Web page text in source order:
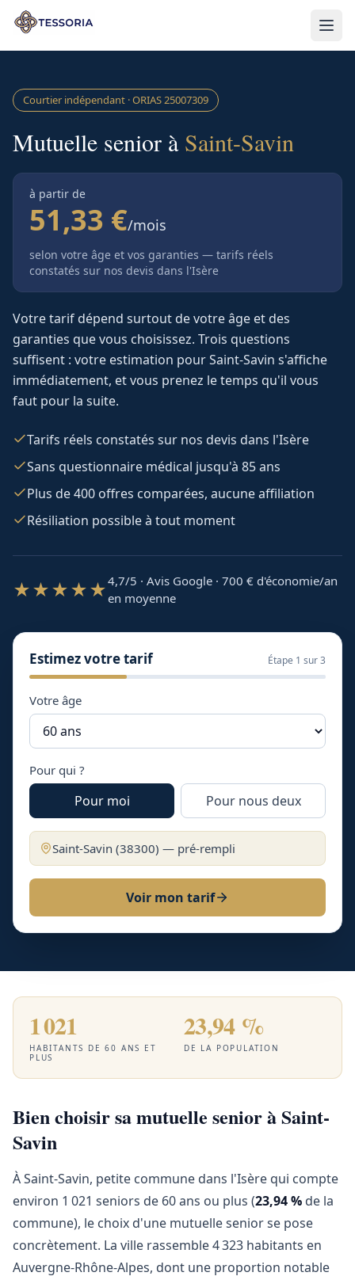
Aller au contenu principal
Courtier indépendant · ORIAS25007309
Mutuelle senior à Saint-Savin
à partir de
51,33 €/mois
selon votre âge et vos garanties — tarifs réels
constatés sur nos devis dans l'Isère
Votre tarif dépend surtout de votre âge et des
garanties que vous choisissez. Trois questions
suffisent : votre estimation pourSaint-Savin s'affiche
immédiatement, et vous prenez le temps qu'il vous
faut pour la suite.
Tarifs réels constatés sur nos devis dans l'Isère
Sans questionnaire médical jusqu'à 85 ans
Plus de 400 offres comparées, aucune affiliation
Résiliation possible à tout moment
★★★★★4,7/5 · Avis Google · 700 € d'économie/an
en moyenne
Estimez votre tarif Étape 1 sur 3
Votre âge
Pour qui ?
Pour moi Pour nous deux
Saint-Savin (38300) — pré-rempli
Voir mon tarif
1 021
HABITANTS DE 60 ANS ET
PLUS
23,94 %
DE LA POPULATION
Bien choisir sa mutuelle senior à Saint-
Savin
À Saint-Savin, petite commune dans l'Isère qui compte
environ 1 021 seniors de 60 ans ou plus (23,94 % de la
commune), le choix d'une mutuelle senior se pose
concrètement. La ville rassemble 4 323 habitants en
Auvergne-Rhône-Alpes, dont une proportion notable